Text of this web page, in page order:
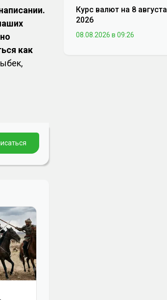
как
Курс валют на 8 августа
2026
08.08.2026 в 09:26